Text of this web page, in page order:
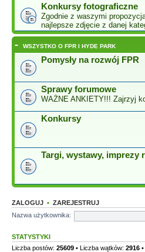
Konkursy fotograficzne
Zgodnie z waszymi
najlepsze zdjęcie z danej
- WSZYSTKO O FPR I HYDE PARK
Pomysły na rozwój FPR
Sprawy forumowe
WAŻNE ANKIETY!!! Zajrzyj
Konkursy
Targi, wystawy, imprezy
ZALOGUJ • ZAREJESTRUJ
Nazwa użytkownika:
STATYSTYKI
Liczba postów: 25609 • Liczba wątków: 2916